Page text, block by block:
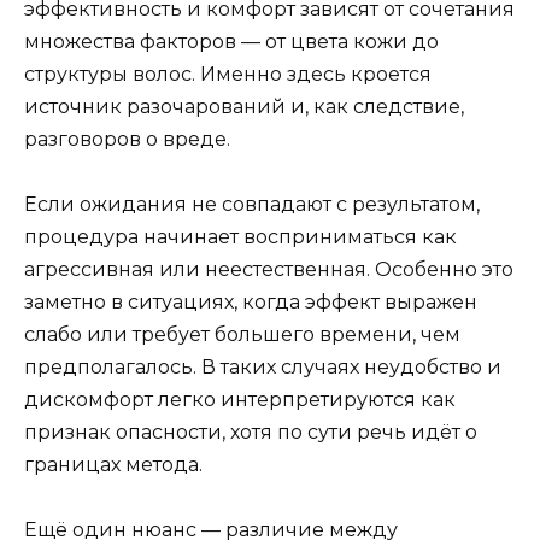
эффективность и комфорт зависят от сочетания
множества факторов — от цвета кожи до
структуры волос. Именно здесь кроется
источник разочарований и, как следствие,
разговоров о вреде.
Если ожидания не совпадают с результатом,
процедура начинает восприниматься как
агрессивная или неестественная. Особенно это
заметно в ситуациях, когда эффект выражен
слабо или требует большего времени, чем
предполагалось. В таких случаях неудобство и
дискомфорт легко интерпретируются как
признак опасности, хотя по сути речь идёт о
границах метода.
Ещё один нюанс — различие между